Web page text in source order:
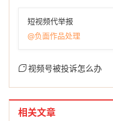
短视频代举报
@负面作品处理
视频号被投诉怎么办
相关文章